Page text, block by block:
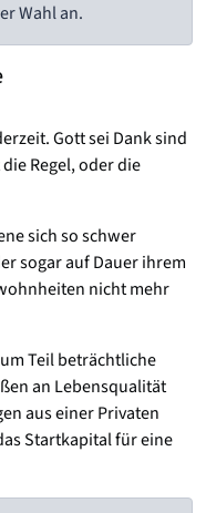
Wahl an.
Gott sei Dank sind
Regel, oder die
sich so schwer
sogar auf Dauer ihrem
nicht mehr
Teil beträchtliche
an Lebensqualität
aus einer Privaten
Startkapital für eine